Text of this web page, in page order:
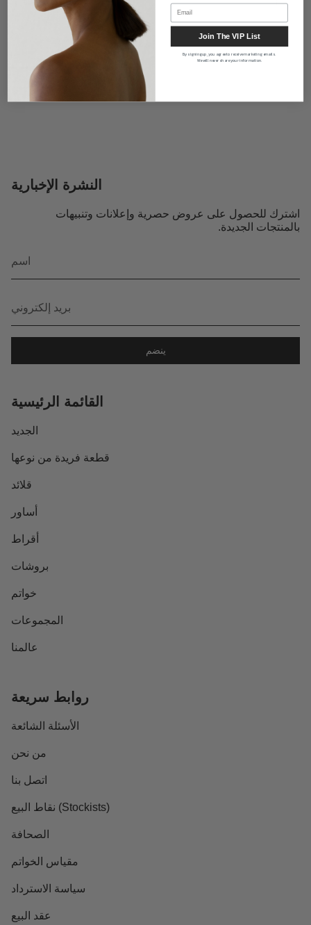
النشرة الإخبارية
اشترك للحصول على عروض حصرية وإعلانات وتنبيهات
بالمنتجات الجديدة.
ينضم
القائمة الرئيسية
الجديد
قطعة فريدة من نوعها
قلائد
أساور
أقراط
بروشات
خواتم
المجموعات
عالمنا
روابط سريعة
الأسئلة الشائعة
من نحن
اتصل بنا
نقاط البيع (Stockists)
الصحافة
مقياس الخواتم
سياسة الاسترداد
عقد البيع
Join The VIP List
By signing up, you agree to receive marketing emails.
We will never share your information.